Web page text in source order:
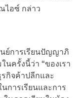
ไอซ์ กล่าว
ย์การเรียนปัญญาภิ
นครั้งนี้ว่า “ของเรา
กิจค้าปลีกและ
การเรียนและการ